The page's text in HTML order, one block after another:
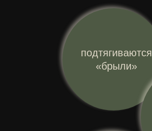
подтягиваются
«брыли»